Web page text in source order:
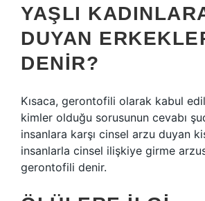
YAŞLI
DUYAN
DENIR?
Kısaca, gerontofili olarak kabul
kimler olduğu sorusunun cevabı
insanlara karşı cinsel arzu duyan
insanlarla cinsel ilişkiye girme
gerontofili denir.